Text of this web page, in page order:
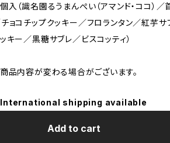
（識名園るうまんぺい（アマンド・ココ）／
ョコチップクッキー／フロランタン／紅芋サ
キー／黒糖サブレ／ビスコッティ）
品内容が変わる場合がございます。
International shipping available
Add to cart